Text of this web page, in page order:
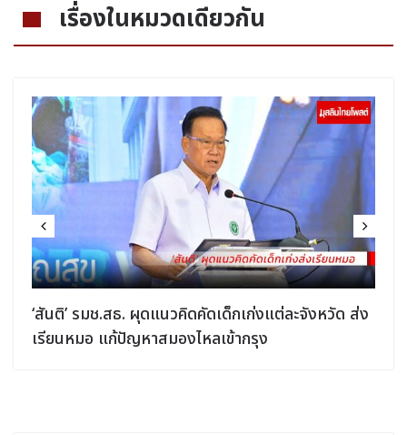
เรื่องในหมวดเดียวกัน
‘สันติ’ รมช.สธ. ผุดแนวคิดคัดเด็กเก่งแต่ละจังหวัด ส่ง
เรียนหมอ แก้ปัญหาสมองไหลเข้ากรุง